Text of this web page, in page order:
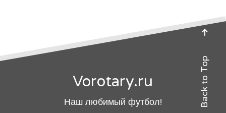
Vorotary.ru
Наш любимый футбол! Back to Top